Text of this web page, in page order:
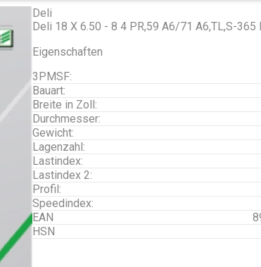
Deli
Deli 18 X 6.50 - 8 4 PR,59 A6/71 A6,TL,S-365
Eigenschaften
3PMSF:
Bauart:
Breite in Zoll:
Durchmesser:
Gewicht:
Lagenzahl:
Lastindex:
Lastindex 2:
Profil:
Speedindex:
EAN
HSN